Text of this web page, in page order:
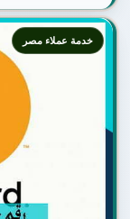
خدمة عملاء مصر